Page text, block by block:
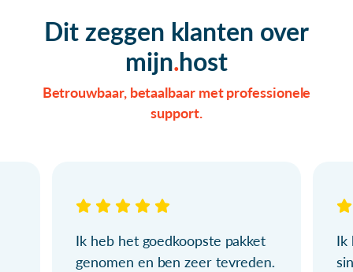
Dit zeggen klanten over
mijn host
Betrouwbaar, betaalbaar met professionele
support.
Ik heb het goedkoopste pakket
genomen en ben zeer tevreden.
Ik